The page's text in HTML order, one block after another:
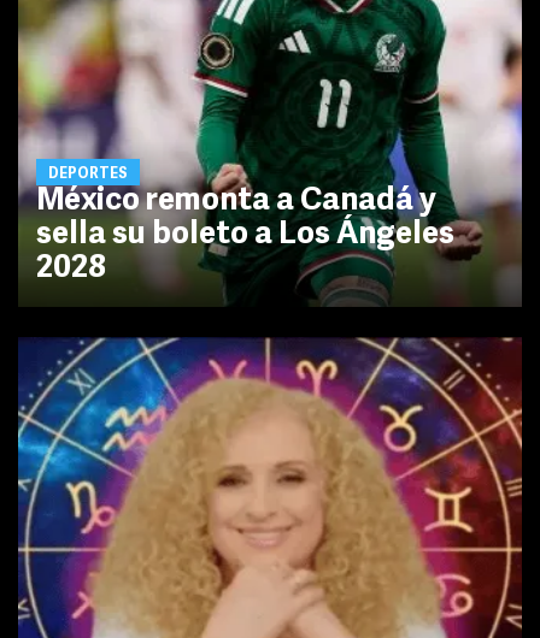
DEPORTES
México remonta a Canadá y
sella su boleto a Los Ángeles
2028